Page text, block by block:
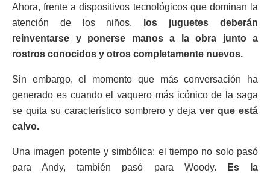
Ahora, frente a dispositivos tecnológicos que dominan la
atención de los niños,
los juguetes deberán
reinventarse y ponerse manos a la obra junto a
rostros conocidos y otros completamente nuevos.
Sin embargo, el momento que más conversación ha
generado es cuando el vaquero más icónico de la saga
se quita su característico sombrero y deja ver que está
calvo.
Una imagen potente y simbólica: el tiempo no solo pasó
para Andy, también pasó para Woody.
Es la